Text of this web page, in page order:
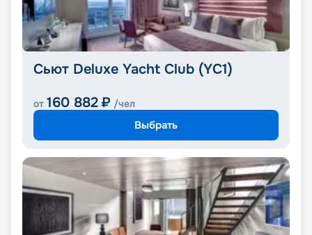
Сьют Deluxe Yacht Club (YC1)
от 160 882 ₽ /чел
Выбрать